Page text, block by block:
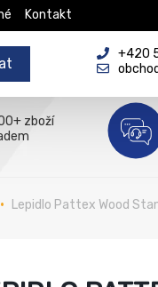
Kontakt
+420
zboží
Lepidlo Pattex Wood